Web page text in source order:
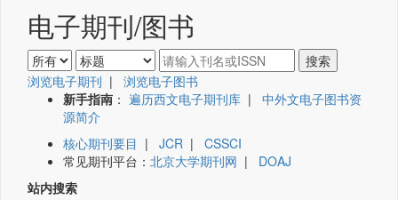
电子期刊/图书
浏览电子期刊 | 浏览电子图书
新手指南 ： 遍历西文电子期刊库 | 中外文电子图书资
源简介
核心期刊要目 | JCR | CSSCI
常见期刊平台： 北京大学期刊网 | DOAJ
站内搜索